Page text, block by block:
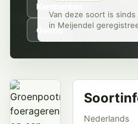
Kenmerken
Geluid
Van deze soort is
in Meijendel
Nederlands